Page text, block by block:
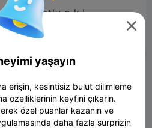
apparently o.k.!
10

yaşayın
erişin, kesintisiz bulut dilimleme
özelliklerinin keyfini çıkarın.
özel puanlar kazanın ve
daha fazla sürprizin